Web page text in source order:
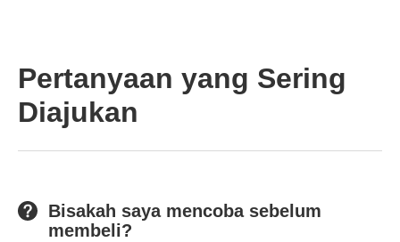
Pertanyaan yang Sering
Diajukan
Bisakah saya mencoba sebelum
membeli?